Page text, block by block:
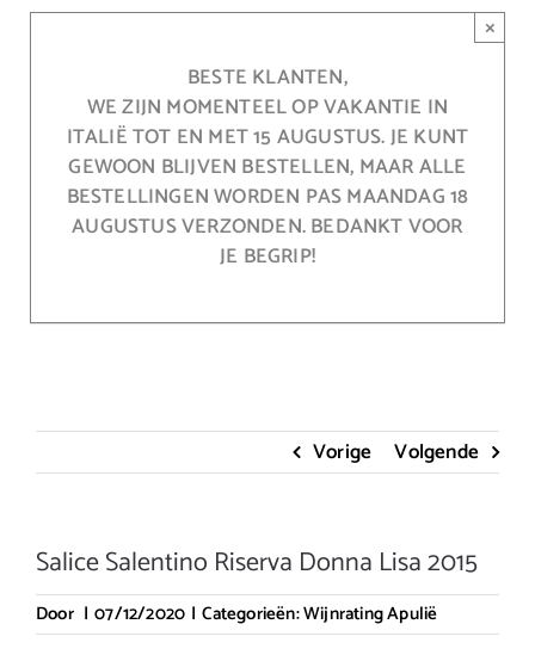
BESTE KLANTEN,
WE ZIJN MOMENTEEL OP VAKANTIE IN
ITALIË TOT EN MET 15 AUGUSTUS. JE KUNT
GEWOON BLIJVEN BESTELLEN, MAAR ALLE
BESTELLINGEN WORDEN PAS MAANDAG 18
AUGUSTUS VERZONDEN. BEDANKT VOOR
JE BEGRIP!
×
Vorige Volgende
Salice Salentino Riserva Donna Lisa 2015
Door | 07/12/2020 | Categorieën:Wijnrating Apulië